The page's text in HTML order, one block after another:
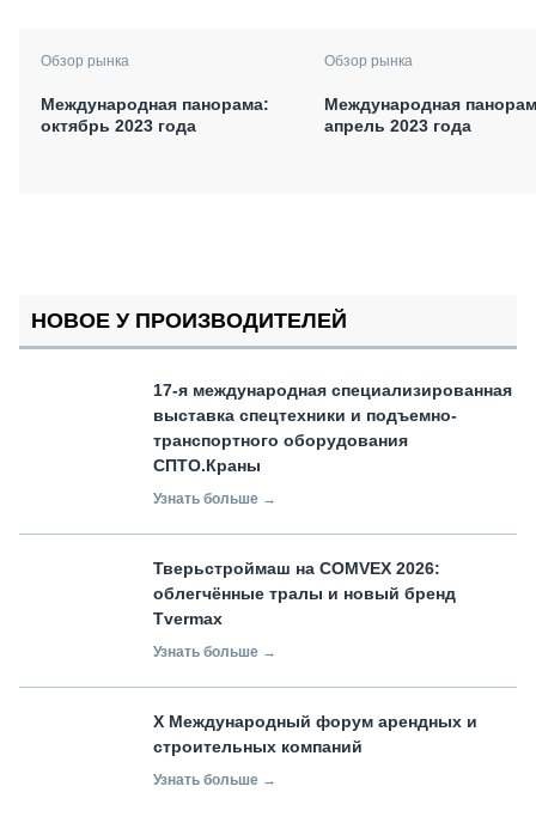
Обзор рынка
Международная панорама:
октябрь 2023 года
Обзор рынка
Международная
апрель 2023 года
НОВОЕ У ПРОИЗВОДИТЕЛЕЙ
17-я международная специализированная
выставка спецтехники и подъемно-
транспортного оборудования
СПТО.Краны
Узнать больше →
Тверьстроймаш на COMVEX 2026:
облегчённые тралы и новый бренд
Tvermax
Узнать больше →
X Международный форум арендных и
строительных компаний
Узнать больше →